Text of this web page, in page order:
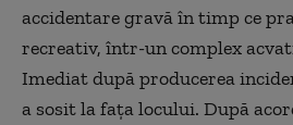
accidentare gravă în timp ce
recreativ, într-un complex
Imediat după producerea
a sosit la fața locului. După